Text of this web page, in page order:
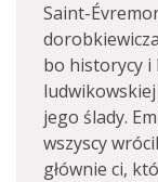
Saint-
bo historycy i
jego ślady.
wszyscy
głównie ci,